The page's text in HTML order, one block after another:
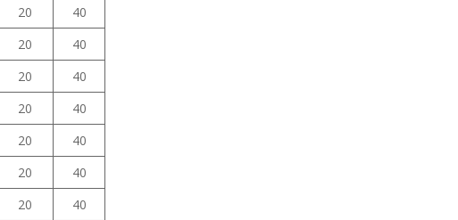
20
40
20
40
20
40
20
40
20
40
20
40
20
40